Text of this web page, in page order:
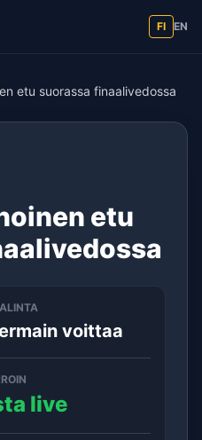
FI EN
etu suorassa finaalivedossa
etu
voittaa
live